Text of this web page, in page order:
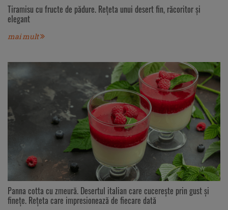
Tiramisu cu fructe de pădure. Rețeta unui desert fin, răcoritor și
elegant
mai mult
Panna cotta cu zmeură. Desertul italian care cucerește prin gust și
finețe. Rețeta care impresionează de fiecare dată